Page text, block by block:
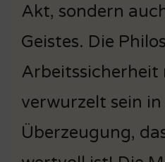
Akt, sondern
Geistes. Die
Arbeitssicherheit
verwurzelt sein in
Überzeugung,